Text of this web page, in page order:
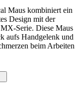
Maus kombiniert ein
Design mit der
Serie. Diese Maus
aufs Handgelenk und
beim Arbeiten